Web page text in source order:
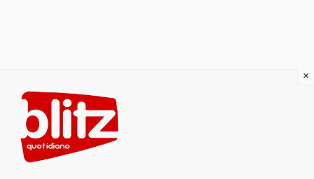
content
×